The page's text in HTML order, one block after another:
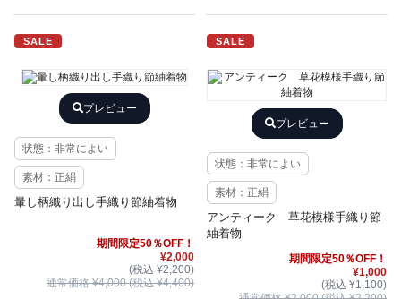
SALE
プレビュー
状態：非常によい
素材：正絹
暈し柄織り出し手織り節紬着物
期間限定50％OFF！
¥2,000
(税込 ¥2,200)
通常価格 ¥4,000 (税込 ¥4,400)
SALE
プレビュー
状態：非常によい
素材：正絹
アンティーク 草花模様手織り節
紬着物
期間限定50％OFF！
¥1,000
(税込 ¥1,100)